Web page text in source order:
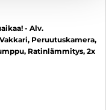
- Alv.
Peruutuskamera,
Ratinlämmitys, 2x